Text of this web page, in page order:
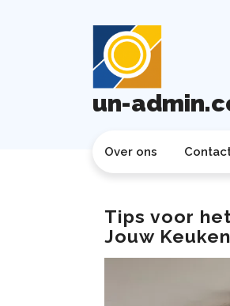
un-
Over ons
Tips voor
Jouw Keuken